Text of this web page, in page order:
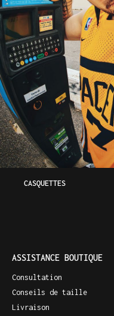
CASQUETTES
ASSISTANCE BOUTIQUE
Consultation
Conseils de taille
Livraison